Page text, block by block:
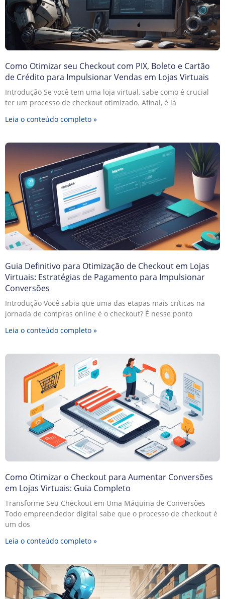
Como Otimizar seu Checkout com PIX, Boleto e Cartão
de Crédito para Impulsionar Vendas em Lojas Virtuais
Introdução Se você tem uma loja virtual, sabe como é crucial
ter um processo de checkout otimizado. Afinal, é lá
Leia o conteúdo completo »
Guia Definitivo para Otimização de Checkout em Lojas
Virtuais: Estratégias de Pagamento para Impulsionar
Conversões
Introdução Você sabia que uma das etapas mais críticas na
jornada de compras online é o checkout? É nesse ponto
Leia o conteúdo completo »
Como Otimizar o Checkout para Aumentar Conversões
em Lojas Virtuais: Guia Completo
Transforme Seu Checkout em Uma Máquina de Conversões
Todo empreendedor digital sabe que o processo de checkout é
um dos
Leia o conteúdo completo »